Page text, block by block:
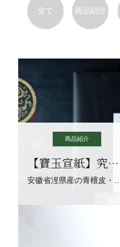
全て 商品紹介
商品紹介
【寶玉宣紙】究極の純粋な宣紙を目指す寶玉宣紙